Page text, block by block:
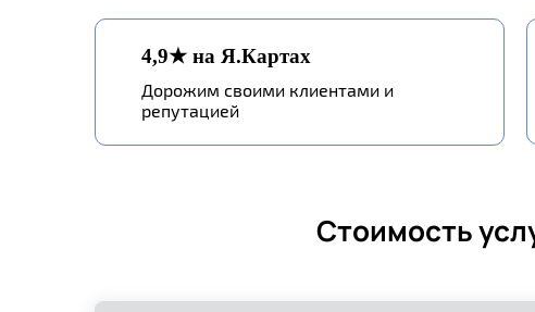
4,9★ на Я.Картах
Дорожим своими клиентами и
репутацией
Стоимость